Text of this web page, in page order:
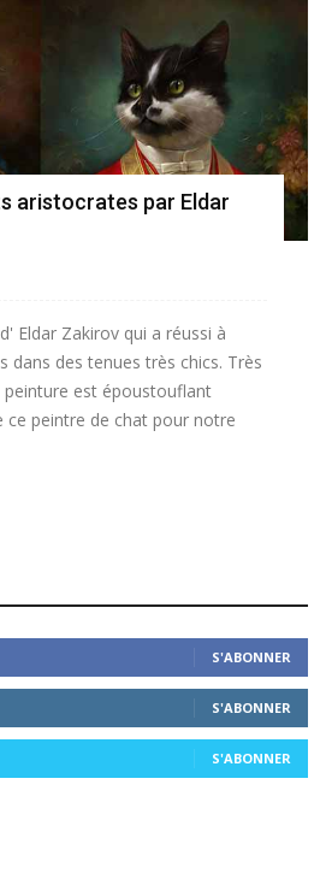
aristocrates par Eldar
Eldar Zakirov qui a réussi à
dans des tenues très chics. Très
est époustouflant
ce peintre de chat pour notre
S'ABONNER
S'ABONNER
S'ABONNER